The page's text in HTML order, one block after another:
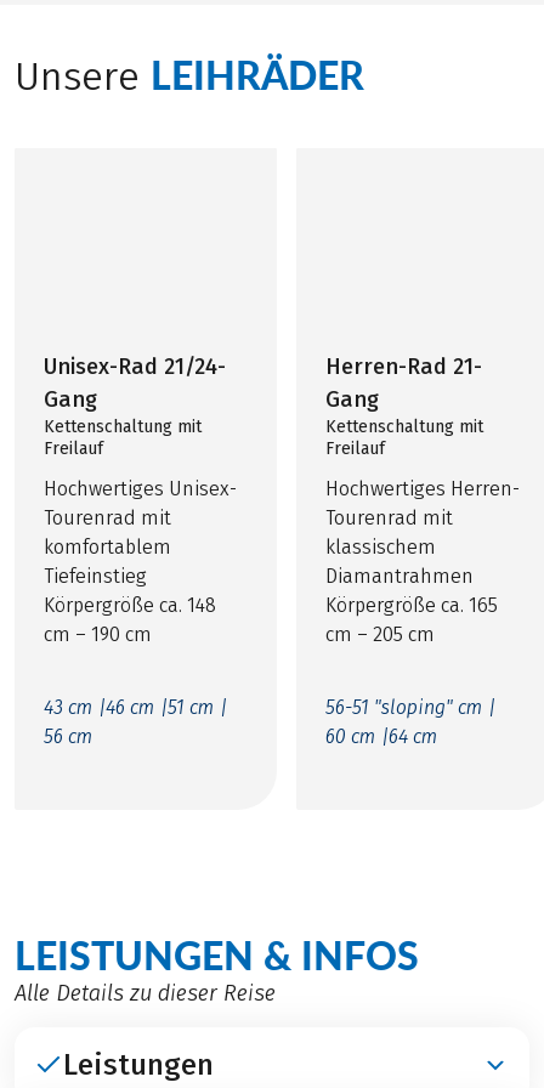
Unsere LEIHRÄDER
Unisex-Rad 21/24-
Gang
Kettenschaltung mit
Freilauf
Hochwertiges Unisex-
Tourenrad mit
komfortablem
Tiefeinstieg
Körpergröße ca. 148
cm – 190 cm
43 cm |46 cm |51 cm |
56 cm
Herren-Rad 21-
Gang
Kettenschaltung mit
Freilauf
Hochwertiges Herren-
Tourenrad mit
klassischem
Diamantrahmen
Körpergröße ca. 165
cm – 205 cm
56-51 "sloping" cm |
60 cm |64 cm
LEISTUNGEN & INFOS
Alle Details zu dieser Reise
Leistungen